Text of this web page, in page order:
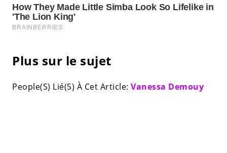
Plus sur le sujet
People(S) Lié(S) À Cet Article: Vanessa Demouy